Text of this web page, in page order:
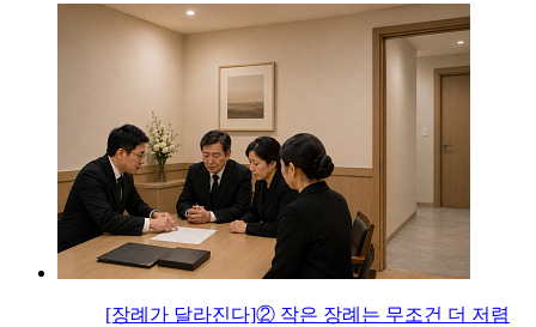
[장례가 달라진다]② 작은 장례는 무조건 더 저렴